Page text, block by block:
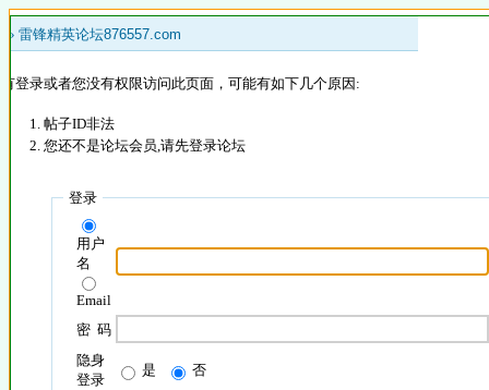
» 雷锋精英论坛876557.com
登录或者您没有权限访问此页面，可能有如下几个原因:
帖子ID非法
您还不是论坛会员,请先登录论坛
登录
用户
名
Email
密 码
隐身
登录
是 否